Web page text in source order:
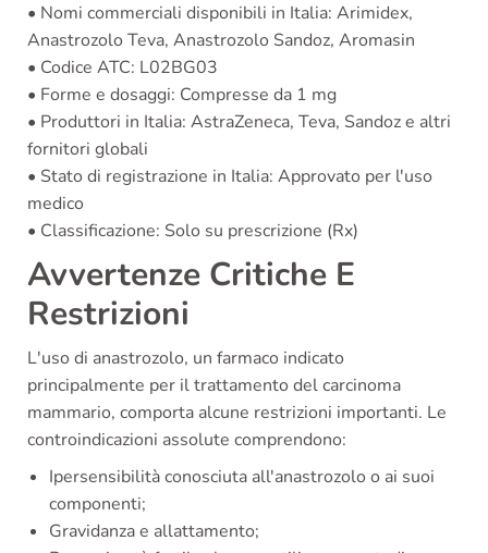
• Nomi commerciali disponibili in Italia: Arimidex,
Anastrozolo Teva, Anastrozolo Sandoz, Aromasin
• Codice ATC: L02BG03
• Forme e dosaggi: Compresse da 1 mg
• Produttori in Italia: AstraZeneca, Teva, Sandoz e altri
fornitori globali
• Stato di registrazione in Italia: Approvato per l'uso
medico
• Classificazione: Solo su prescrizione (Rx)
Avvertenze Critiche E
Restrizioni
L'uso di anastrozolo, un farmaco indicato
principalmente per il trattamento del carcinoma
mammario, comporta alcune restrizioni importanti. Le
controindicazioni assolute comprendono:
Ipersensibilità conosciuta all'anastrozolo o ai suoi
componenti;
Gravidanza e allattamento;